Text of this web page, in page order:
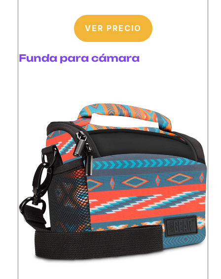
VER PRECIO
Funda para cámara